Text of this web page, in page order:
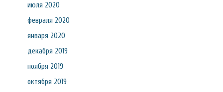
июля 2020
февраля 2020
января 2020
декабря 2019
ноября 2019
октября 2019